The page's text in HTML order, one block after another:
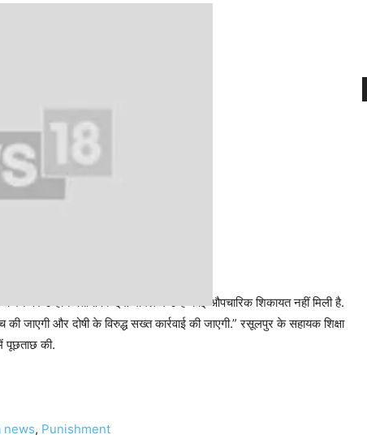
पर उन्होंने बताया कि इस मामले में उन्हें कोई औपचारिक शिकायत नहीं मिली है.
जाएगी और दोषी के विरुद्ध सख्त कार्रवाई की जाएगी.” रसूलपुर के सहायक शिक्षा
पूछताछ की.
news, Punishment